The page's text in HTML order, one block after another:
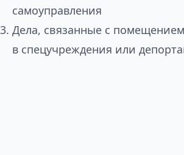
самоуправления
Дела, связанные с
в спецучреждения или